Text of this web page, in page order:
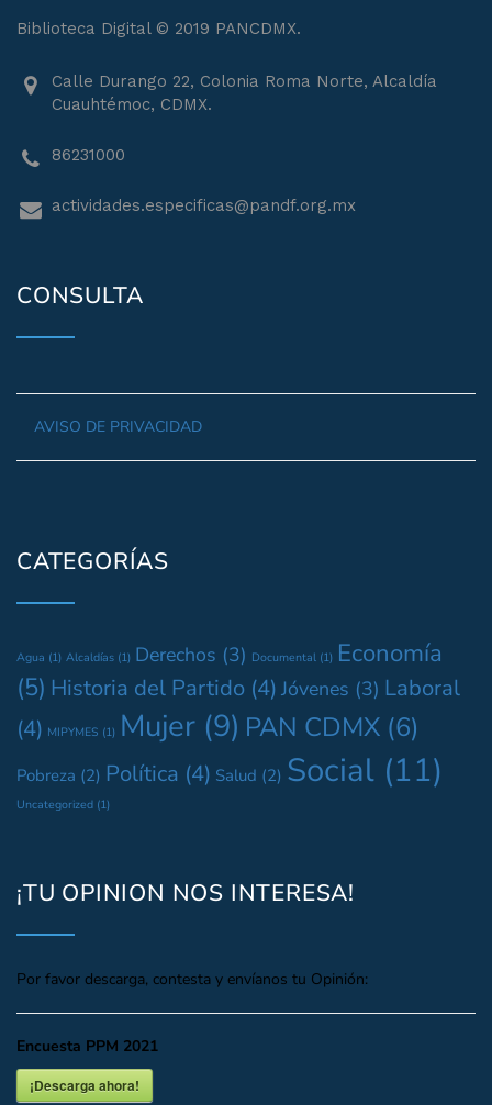
Biblioteca Digital © 2019 PANCDMX.
Calle Durango 22, Colonia Roma Norte, Alcaldía
Cuauhtémoc, CDMX.
86231000
actividades.especificas@pandf.org.mx
CONSULTA
AVISO DE PRIVACIDAD
CATEGORÍAS
Agua (1) Alcaldías (1) Derechos (3) Documental (1) Economía
(5) Historia del Partido (4) Jóvenes (3) Laboral
(4) MIPYMES (1) Mujer (9) PAN CDMX (6)
Pobreza (2) Política (4) Salud (2) Social (11)
Uncategorized (1)
¡TU OPINION NOS INTERESA!
Por favor descarga, contesta y envíanos tu Opinión:
Encuesta PPM 2021
¡Descarga ahora!